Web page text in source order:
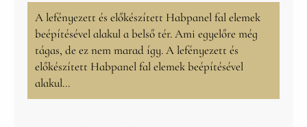
A lefényezett és előkészített Habpanel fal elemek
beépítésével alakul a belső tér. Ami egyelőre még
tágas, de ez nem marad így. A lefényezett és
előkészített Habpanel fal elemek beépítésével
alakul…